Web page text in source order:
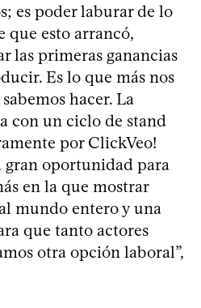
es poder laburar de lo
que esto arrancó,
las primeras ganancias
Es lo que más nos
hacer. La
con un ciclo de stand
por ClickVeo!
gran oportunidad para
en la que mostrar
mundo entero y una
que tanto actores
otra opción laboral”,